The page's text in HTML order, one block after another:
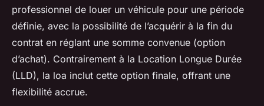
professionnel de louer un véhicule pour une période
définie, avec la possibilité de l’acquérir à la fin du
contrat en réglant une somme convenue (option
d’achat). Contrairement à la Location Longue Durée
(LLD), la loa inclut cette option finale, offrant une
flexibilité accrue.